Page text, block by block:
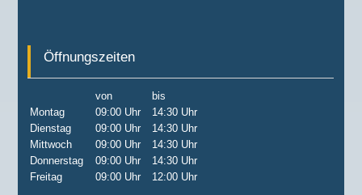
Öffnungszeiten
von
bis
Montag
09:00 Uhr
14:30 Uhr
Dienstag
09:00 Uhr
14:30 Uhr
Mittwoch
09:00 Uhr
14:30 Uhr
Donnerstag
09:00 Uhr
14:30 Uhr
Freitag
09:00 Uhr 12:00 Uhr